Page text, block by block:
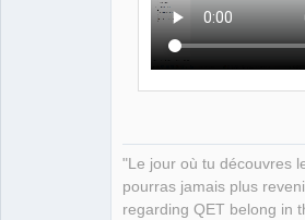
"Le jour où tu découvres
pourras jamais plus
regarding QET belong in